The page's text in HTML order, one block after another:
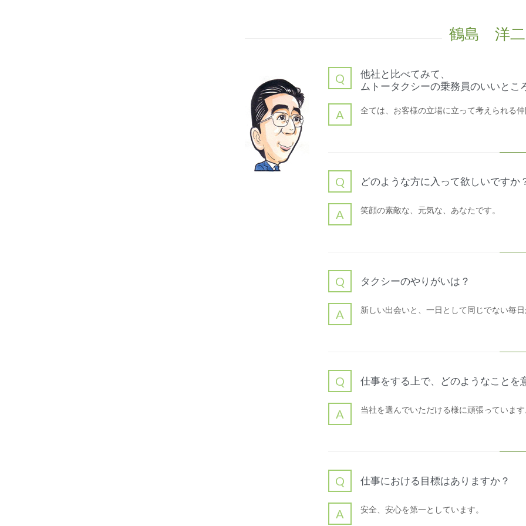
鶴島 洋二
Q
他社と比べてみて、
ムトータクシーの乗務員のいいとこ
A 全ては、お客様の立場に立って考えられる仲
Q どのような方に入って欲しいですか
A 笑顔の素敵な、元気な、あなたです。
Q タクシーのやりがいは？
A 新しい出会いと、一日として同じでない毎日
Q 仕事をする上で、どのようなことを
A 当社を選んでいただける様に頑張っています
Q 仕事における目標はありますか？
A 安全、安心を第一としています。